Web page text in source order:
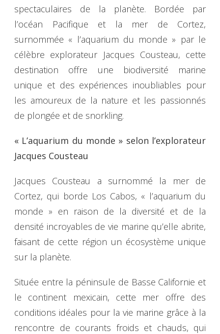
spectaculaires de la planète. Bordée par
l’océan Pacifique et la mer de Cortez,
surnommée « l’aquarium du monde » par le
célèbre explorateur Jacques Cousteau, cette
destination offre une biodiversité marine
unique et des expériences inoubliables pour
les amoureux de la nature et les passionnés
de plongée et de snorkling.
« L’aquarium du monde » selon l’explorateur
Jacques Cousteau
Jacques Cousteau a surnommé la mer de
Cortez, qui borde Los Cabos, « l’aquarium du
monde » en raison de la diversité et de la
densité incroyables de vie marine qu’elle abrite,
faisant de cette région un écosystème unique
sur la planète.
Située entre la péninsule de Basse Californie et
le continent mexicain, cette mer offre des
conditions idéales pour la vie marine grâce à la
rencontre de courants froids et chauds, qui